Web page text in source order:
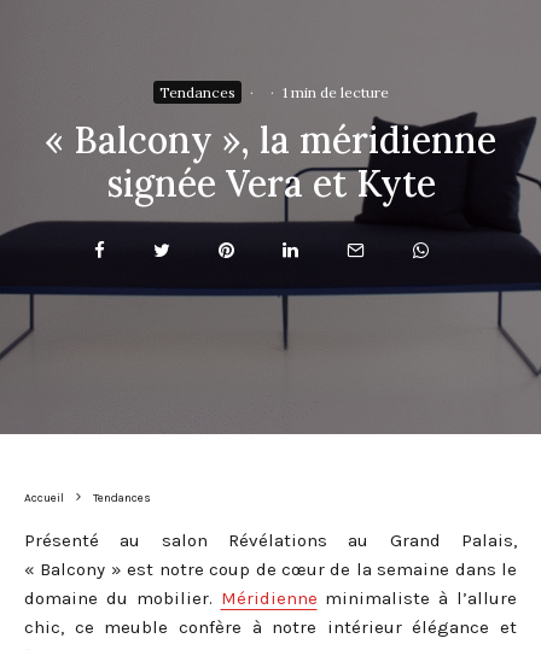
Tendances · · 1 min de lecture
« Balcony », la méridienne
signée Vera et Kyte
Accueil Tendances
Présenté au salon Révélations au Grand Palais,
« Balcony » est notre coup de cœur de la semaine dans le
domaine du mobilier. Méridienne minimaliste à l’allure
chic, ce meuble confère à notre intérieur élégance et